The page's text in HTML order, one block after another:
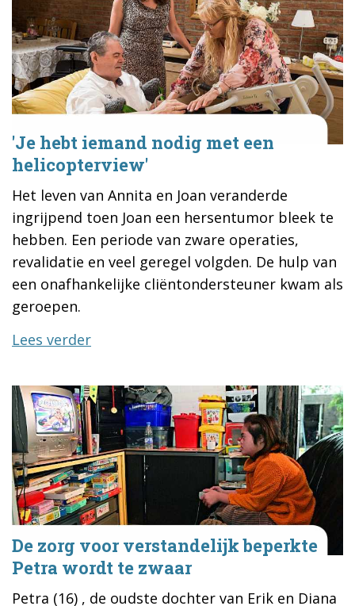
'Je hebt iemand nodig met een
helicopterview'
Het leven van Annita en Joan veranderde
ingrijpend toen Joan een hersentumor bleek te
hebben. Een periode van zware operaties,
revalidatie en veel geregel volgden. De hulp van
een onafhankelijke cliëntondersteuner kwam als
geroepen.
Lees verder
De zorg voor verstandelijk beperkte
Petra wordt te zwaar
Petra (16) , de oudste dochter van Erik en Diana